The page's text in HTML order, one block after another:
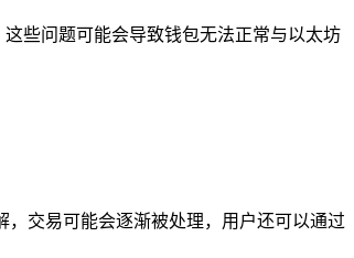
些问题可能会导致钱包无法正常与以太坊
交易可能会逐渐被处理，用户还可以通过